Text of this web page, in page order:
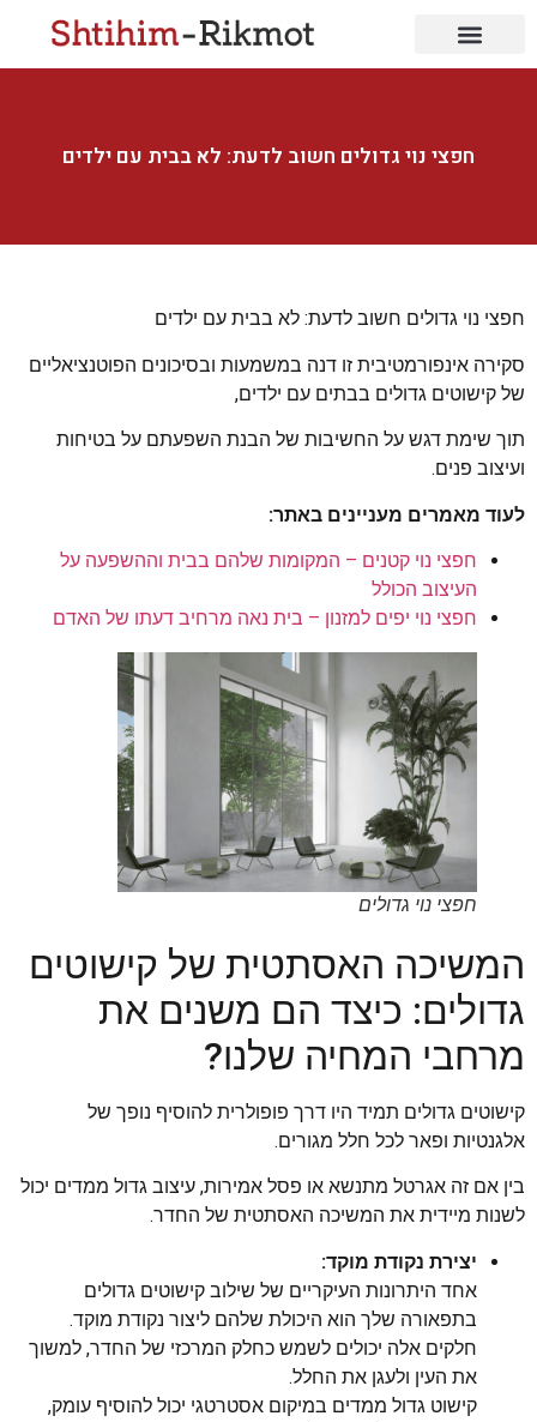
חפצי נוי גדולים חשוב לדעת: לא בבית עם ילדים
חפצי נוי גדולים חשוב לדעת: לא בבית עם ילדים
סקירה אינפורמטיבית זו דנה במשמעות ובסיכונים הפוטנציאליים
של קישוטים גדולים בבתים עם ילדים,
תוך שימת דגש על החשיבות של הבנת השפעתם על בטיחות
ועיצוב פנים.
לעוד מאמרים מעניינים באתר:
חפצי נוי קטנים – המקומות שלהם בבית וההשפעה על
העיצוב הכולל
חפצי נוי יפים למזנון – בית נאה מרחיב דעתו של האדם
חפצי נוי גדולים
המשיכה האסתטית של קישוטים
גדולים: כיצד הם משנים את
מרחבי המחיה שלנו?
קישוטים גדולים תמיד היו דרך פופולרית להוסיף נופך של
אלגנטיות ופאר לכל חלל מגורים.
בין אם זה אגרטל מתנשא או פסל אמירות, עיצוב גדול ממדים יכול
לשנות מיידית את המשיכה האסתטית של החדר.
יצירת נקודת מוקד:
אחד היתרונות העיקריים של שילוב קישוטים גדולים
בתפאורה שלך הוא היכולת שלהם ליצור נקודת מוקד.
חלקים אלה יכולים לשמש כחלק המרכזי של החדר, למשוך
את העין ולעגן את החלל.
קישוט גדול ממדים במיקום אסטרטגי יכול להוסיף עומק,